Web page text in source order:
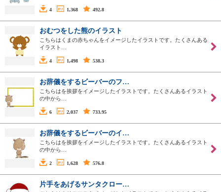
4 1,368 492.8
おむつをした熊のイラスト
こちらはくまの赤ちゃんをイメージしたイラストです。たくさんある
イラスト…
4 1,498 538.3
お辞儀をするビーバーのフ…
こちらはを挨拶をイメージしたイラストです。たくさんあるイラスト
の中から…
6 2,037 733.95
お辞儀をするビーバーのイ…
こちらはを挨拶をイメージしたイラストです。たくさんあるイラスト
の中から…
2 1,628 576.8
片手をあげるサンタクロー…